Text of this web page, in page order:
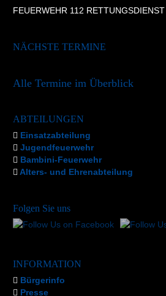
FEUERWEHR 112
NÄCHSTE TERMINE
Alle Termine im Überblick
ABTEILUNGEN
Einsatzabteilung
Jugendfeuerwehr
Bambini-Feuerwehr
Alters- und Ehrenabteilung
Folgen Sie uns
INFORMATION
Bürgerinfo
Presse